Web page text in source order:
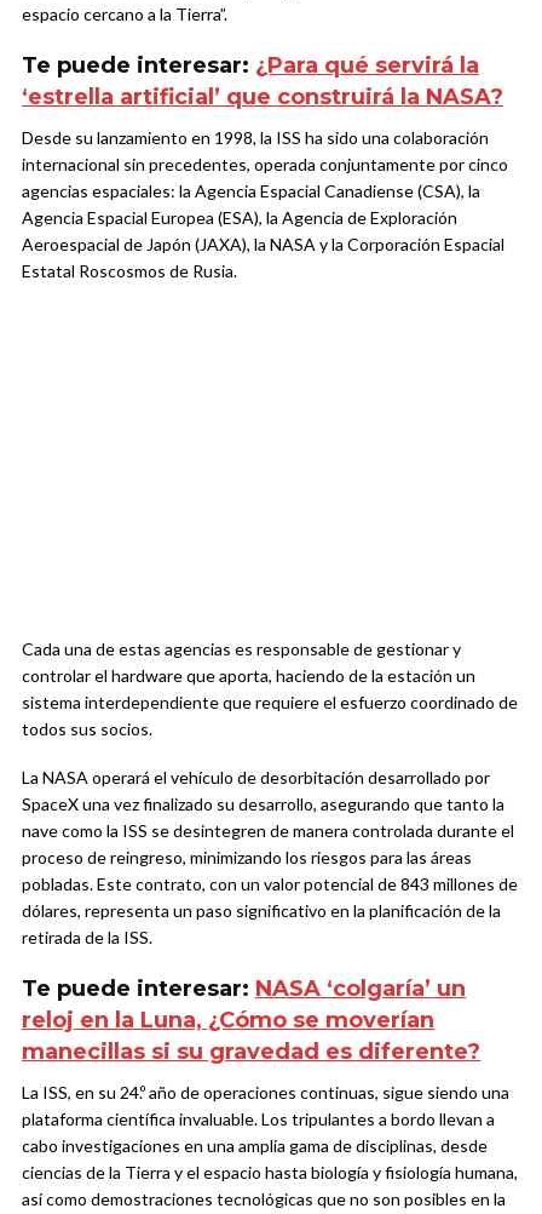
espacio cercano a la Tierra”.
Te puede interesar: ¿Para qué servirá la
‘estrella artificial’ que construirá la NASA?
Desde su lanzamiento en 1998, la ISS ha sido una colaboración
internacional sin precedentes, operada conjuntamente por cinco
agencias espaciales: la Agencia Espacial Canadiense (CSA), la
Agencia Espacial Europea (ESA), la Agencia de Exploración
Aeroespacial de Japón (JAXA), la NASA y la Corporación Espacial
Estatal Roscosmos de Rusia.
Cada una de estas agencias es responsable de gestionar y
controlar el hardware que aporta, haciendo de la estación un
sistema interdependiente que requiere el esfuerzo coordinado de
todos sus socios.
La NASA operará el vehículo de desorbitación desarrollado por
SpaceX una vez finalizado su desarrollo, asegurando que tanto la
nave como la ISS se desintegren de manera controlada durante el
proceso de reingreso, minimizando los riesgos para las áreas
pobladas. Este contrato, con un valor potencial de 843 millones de
dólares, representa un paso significativo en la planificación de la
retirada de la ISS.
Te puede interesar: NASA ‘colgaría’ un
reloj en la Luna, ¿Cómo se moverían
manecillas si su gravedad es diferente?
La ISS, en su 24.º año de operaciones continuas, sigue siendo una
plataforma científica invaluable. Los tripulantes a bordo llevan a
cabo investigaciones en una amplia gama de disciplinas, desde
ciencias de la Tierra y el espacio hasta biología y fisiología humana,
así como demostraciones tecnológicas que no son posibles en la